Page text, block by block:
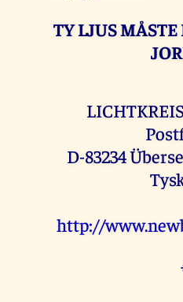
TY LJUS
D-83234
http://